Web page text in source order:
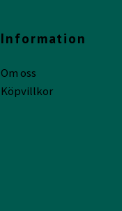
Information
Om oss
Köpvillkor